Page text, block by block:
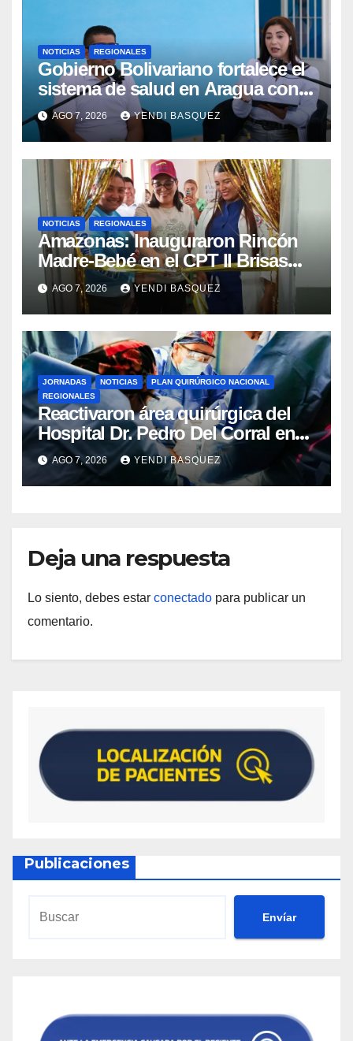
NOTICIAS REGIONALES
Gobierno Bolivariano fortalece el
sistema de salud en Aragua con
la reinauguración del CDI La Mora
AGO 7, 2026 YENDI BASQUEZ
NOTICIAS REGIONALES
​Amazonas: Inauguraron Rincón
Madre-Bebé en el CPT II Brisas
del Aeropuerto ​Inauguraron
Rincón
AGO 7, 2026 YENDI BASQUEZ
JORNADAS NOTICIAS
PLAN QUIRÚRGICO NACIONAL
REGIONALES
Reactivaron área quirúrgica del
Hospital Dr. Pedro Del Corral en
Guárico
AGO 7, 2026 YENDI BASQUEZ
Deja una respuesta
Lo siento, debes estar conectado para publicar un
comentario.
Publicaciones
Envíar